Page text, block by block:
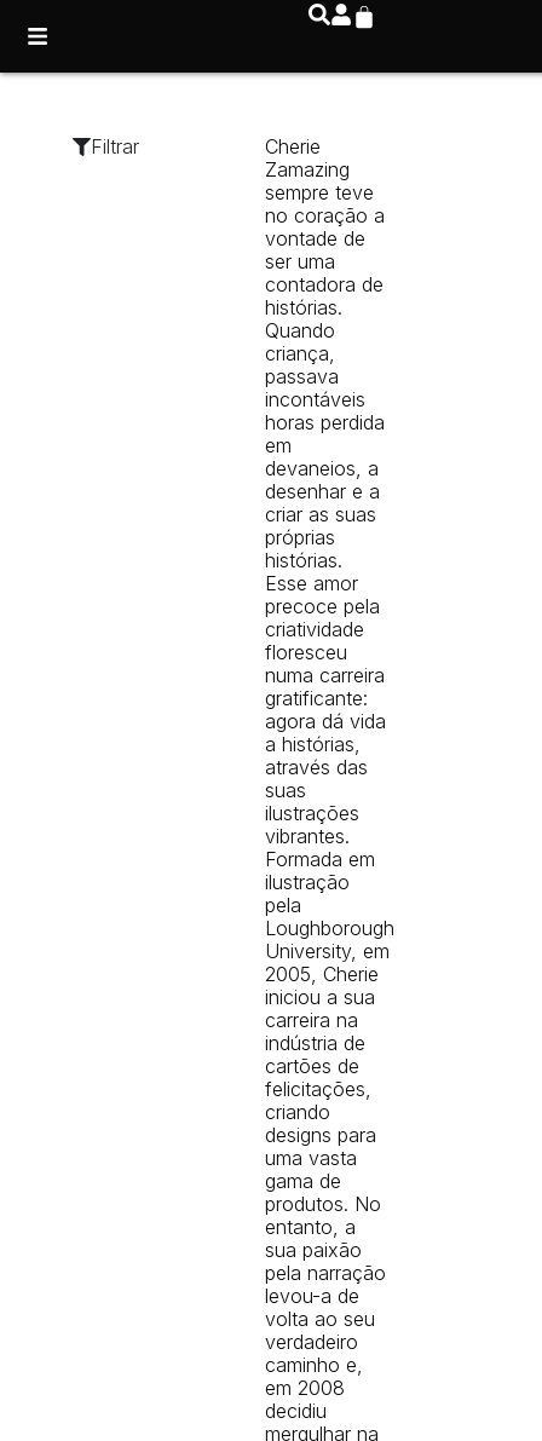
Filtrar
Cherie
Zamazing
sempre teve
no coração a
vontade de
ser uma
contadora de
histórias.
Quando
criança,
passava
incontáveis
horas perdida
em
devaneios, a
desenhar e a
criar as suas
próprias
histórias.
Esse amor
precoce pela
criatividade
floresceu
numa carreira
gratificante:
agora dá vida
a histórias,
através das
suas
ilustrações
vibrantes.
Formada em
ilustração
pela
Loughborough
University, em
2005, Cherie
iniciou a sua
carreira na
indústria de
cartões de
felicitações,
criando
designs para
uma vasta
gama de
produtos. No
entanto, a
sua paixão
pela narração
levou-a de
volta ao seu
verdadeiro
caminho e,
em 2008
decidiu
mergulhar na